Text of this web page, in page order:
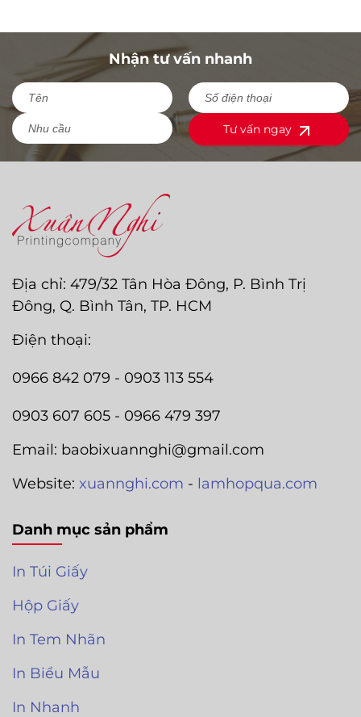
Nhận tư vấn nhanh
Tư vấn ngay
Địa chỉ: 479/32 Tân Hòa Đông, P. Bình Trị
Đông, Q. Bình Tân, TP. HCM
Điện thoại:
0966 842 079 - 0903 113 554
0903 607 605 - 0966 479 397
Email: baobixuannghi@gmail.com
Website: xuannghi.com - lamhopqua.com
Danh mục sản phẩm
In Túi Giấy
Hộp Giấy
In Tem Nhãn
In Biểu Mẫu
In Nhanh